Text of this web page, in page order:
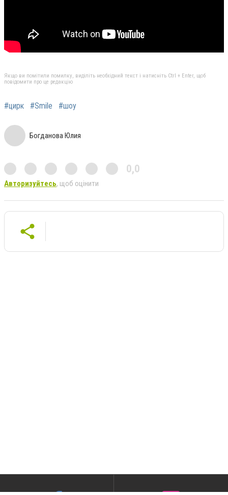
Якщо ви помітили помилку, виділіть необхідний текст і натисніть Ctrl + Enter, щоб
повідомити про це редакцію
#цирк #Smile #шоу
Богданова Юлия
0,0
Авторизуйтесь, щоб оцінити